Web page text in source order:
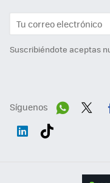
Suscribiéndote aceptas
Síguenos